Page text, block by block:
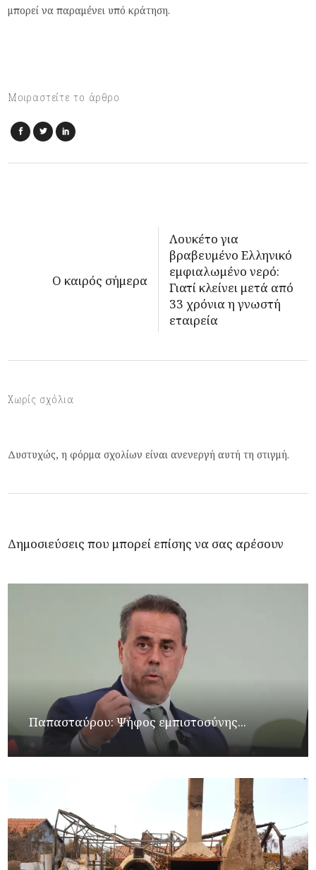
μπορεί να παραμένει υπό κράτηση.
Μοιραστείτε το άρθρο
Ο καιρός σήμερα
Λουκέτο για
βραβευμένο Ελληνικό
εμφιαλωμένο νερό:
Γιατί κλείνει μετά από
33 χρόνια η γνωστή
εταιρεία
Χωρίς σχόλια
Δυστυχώς, η φόρμα σχολίων είναι ανενεργή αυτή τη στιγμή.
Δημοσιεύσεις που μπορεί επίσης να σας αρέσουν
Παπασταύρου: Ψήφος εμπιστοσύνης...